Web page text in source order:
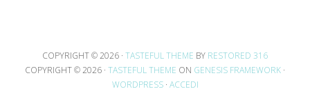
COPYRIGHT © 2026 · TASTEFUL THEME BY RESTORED 316
COPYRIGHT © 2026 · TASTEFUL THEME ON GENESIS FRAMEWORK ·
WORDPRESS· ACCEDI